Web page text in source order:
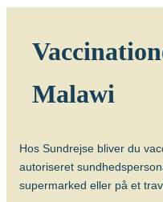
Vacciner
for smitte med
og unge kan
Malawi
Hos Sundrejse bliver du
autoriseret
supermarked eller på et